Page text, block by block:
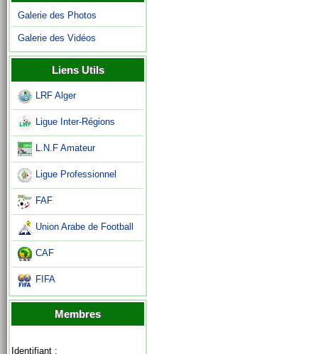
Galerie des Photos
Galerie des Vidéos
Liens Utils
LRF Alger
Ligue Inter-Régions
L.N.F Amateur
Ligue Professionnel
FAF
Union Arabe de Football
CAF
FIFA
Membres
Identifiant :